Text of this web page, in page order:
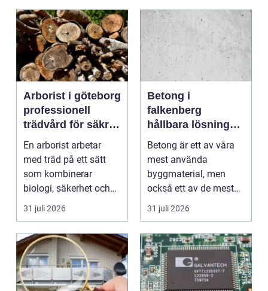
Arborist i göteborg
professionell
trädvård för säkra
och friska träd
En arborist arbetar
med träd på ett sätt
som kombinerar
biologi, säkerhet och
hantverk. I en stad so...
31 juli 2026
Betong i
falkenberg
hållbara lösningar
för grund, golv
och utemiljö
Betong är ett av våra
mest använda
byggmaterial, men
också ett av de mest
missförstådda. Många
tänke...
31 juli 2026